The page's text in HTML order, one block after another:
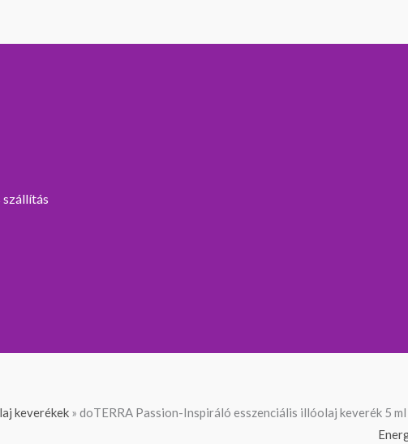
szállítás
keverékek » doTERRA Passion-Inspiráló esszenciális illóolaj keverék 5 ml